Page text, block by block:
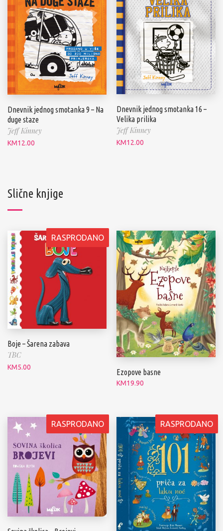
Dnevnik jednog smotanka 9 – Na
duge staze
Jeff Kinney
KM12.00
Dnevnik jednog smotanka 16 –
Velika prilika
Jeff Kinney
KM12.00
Slične knjige
RASPRODANO
Boje – Šarena zabava
TBC
KM5.00
Ezopove basne
KM19.90
RASPRODANO RASPRODANO